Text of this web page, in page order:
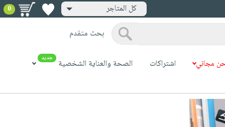
كل المتاجر 0
بحث متقدم
مجاني اشتراكات الصحة والعناية الشخصية جديد